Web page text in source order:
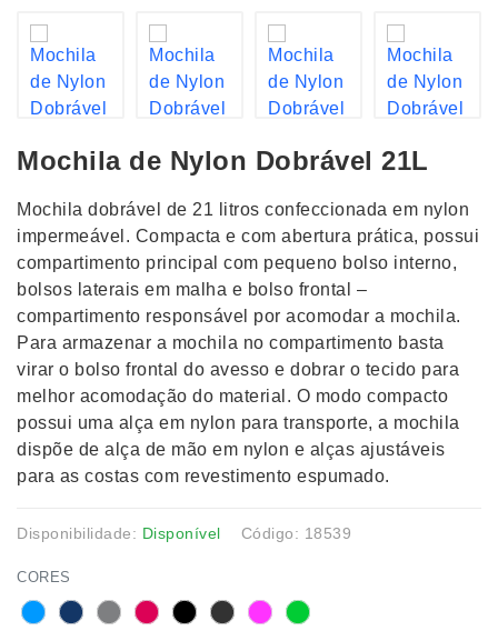
Mochila de Nylon Dobrável 21L
Mochila dobrável de 21 litros confeccionada em nylon
impermeável. Compacta e com abertura prática, possui
compartimento principal com pequeno bolso interno,
bolsos laterais em malha e bolso frontal –
compartimento responsável por acomodar a mochila.
Para armazenar a mochila no compartimento basta
virar o bolso frontal do avesso e dobrar o tecido para
melhor acomodação do material. O modo compacto
possui uma alça em nylon para transporte, a mochila
dispõe de alça de mão em nylon e alças ajustáveis
para as costas com revestimento espumado.
Disponibilidade: Disponível Código: 18539
CORES